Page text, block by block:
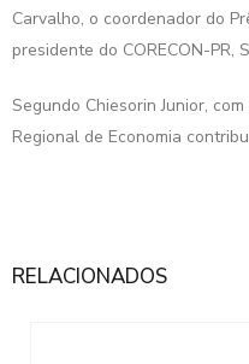
Carvalho, o coordenador do
presidente do CORECON-PR,
Segundo Chiesorin Junior,
Regional de Economia
RELACIONADOS